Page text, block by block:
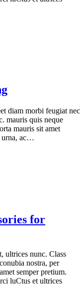
diam morbi feugiat nec
mauris quis neque
mauris sit amet
urna, ac…
for
ultrices nunc. Class
nostra, per
semper pretium.
luCtus et ultrices